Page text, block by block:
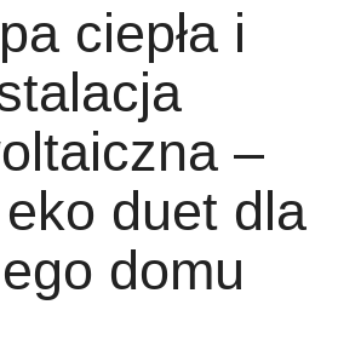
ciepła i
–
duet dla
domu